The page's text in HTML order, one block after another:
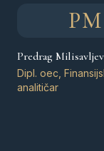
PM
Predrag
Dipl. oec,
analitičar